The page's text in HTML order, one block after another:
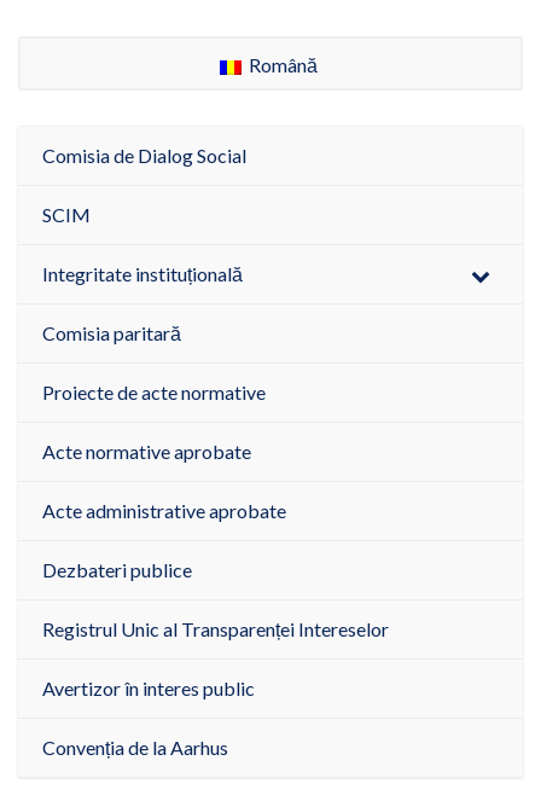
Română
Comisia de Dialog Social
SCIM
Integritate instituțională
Comisia paritară
Proiecte de acte normative
Acte normative aprobate
Acte administrative aprobate
Dezbateri publice
Registrul Unic al Transparenței Intereselor
Avertizor în interes public
Convenția de la Aarhus